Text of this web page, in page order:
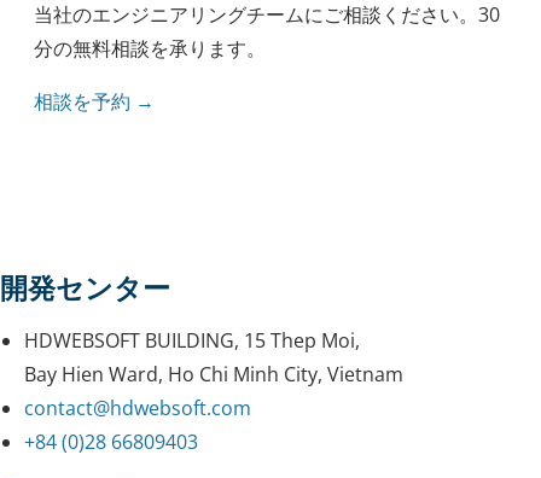
当社のエンジニアリングチームにご相談ください。30
分の無料相談を承ります。
相談を予約 →
開発センター
HDWEBSOFT BUILDING, 15 Thep Moi,
Bay Hien Ward, Ho Chi Minh City, Vietnam
contact@hdwebsoft.com
+84 (0)28 66809403